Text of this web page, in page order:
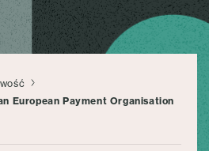
European Payment Organisation